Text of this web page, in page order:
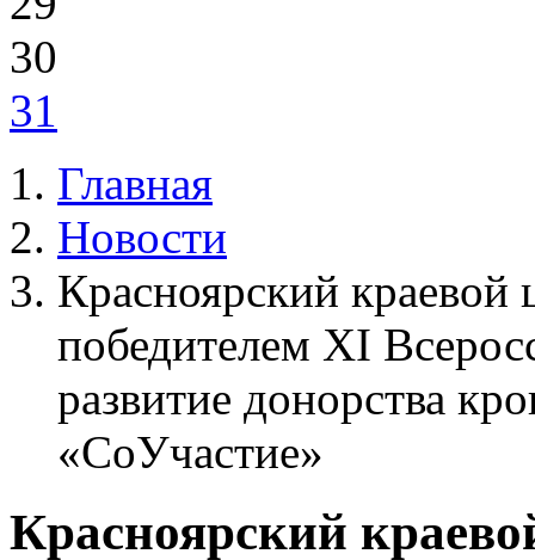
30
31
Главная
Новости
Красноярский
победителем ХI
развитие донорства
«СоУчастие»
Красноярский